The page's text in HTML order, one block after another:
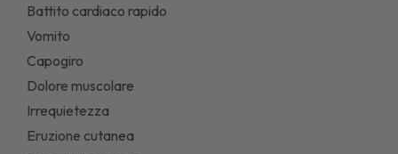
Battito cardiaco rapido
Vomito
Capogiro
Dolore muscolare
Irrequietezza
Eruzione cutanea